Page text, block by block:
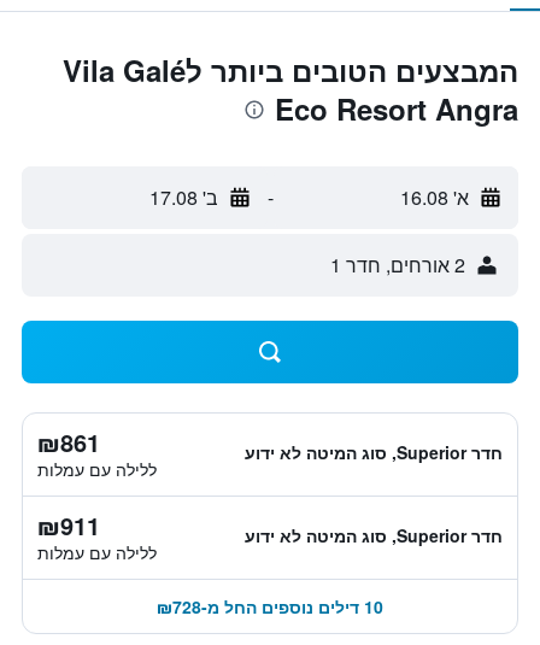
המבצעים הטובים ביותר לVila Galé
Eco Resort Angra
א' 16.08 - ב' 17.08
2 אורחים, חדר 1
חדר Superior, סוג המיטה לא ידוע ₪861
ללילה עם עמלות
חדר Superior, סוג המיטה לא ידוע ₪911
ללילה עם עמלות
10 דילים נוספים החל מ-₪728